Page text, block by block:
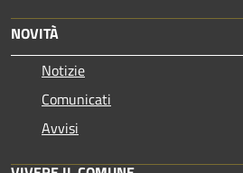
NOVITÀ
Notizie
Comunicati
Avvisi